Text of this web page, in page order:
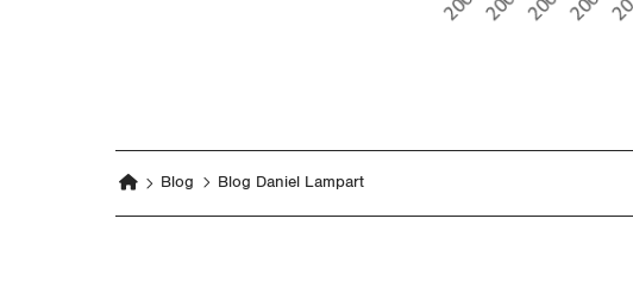
Blog Blog Daniel Lampart